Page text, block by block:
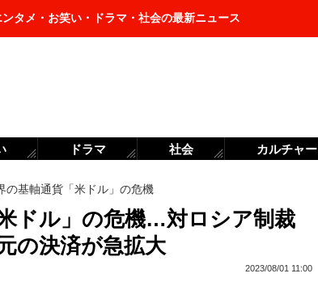
タメ・お笑い・ドラマ・社会の最新ニュース
の基軸通貨「米ドル」の危機
ドル」の危機…対ロシア制裁
の決済が急拡大
2023/08/01 11:00
ドラマ 社会 カルチャー